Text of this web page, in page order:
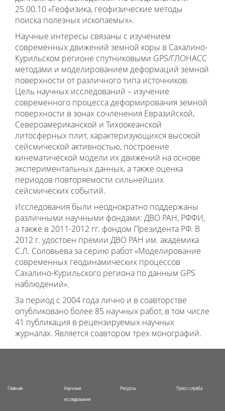
25.00.10 «Геофизика, геофизические методы
поиска полезных ископаемых».
Научные интересы связаны с изучением
современных движений земной коры в Сахалино-
Курильском регионе спутниковыми GPS/ГЛОНАСС
методами и моделированием деформаций земной
поверхности от различного типа источников.
Цель научных исследований – изучение
современного процесса деформирования земной
поверхности в зонах сочленения Евразийской,
Североамериканской и Тихоокеанской
литосферных плит, характеризующихся высокой
сейсмической активностью, построение
кинематической модели их движений на основе
экспериментальных данных, а также оценка
периодов повторяемости сильнейших
сейсмических событий.
Исследования были неоднократно поддержаны
различными научными фондами: ДВО РАН, РФФИ,
а также в 2011-2012 гг. фондом Президента РФ. В
2012 г. удостоен премии ДВО РАН им. академика
С.Л. Соловьева за серию работ «Моделирование
современных геодинамических процессов
Сахалино-Курильского региона по данным GPS
наблюдений».
За период с 2004 года лично и в соавторстве
опубликовано более 85 научных работ, в том числе
41 публикация в рецензируемых научных
журналах. Является соавтором трех монографий.
Главная Научные
исследования
Ресурсы Пресс-служба